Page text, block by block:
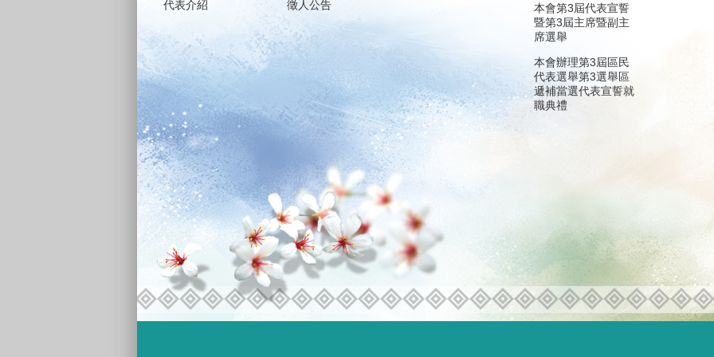
代表介紹 徵人公告
本會第3屆代表宣誓
暨第3屆主席暨副主
席選舉
本會辦理第3屆區民
代表選舉第3選舉區
遞補當選代表宣誓就
職典禮